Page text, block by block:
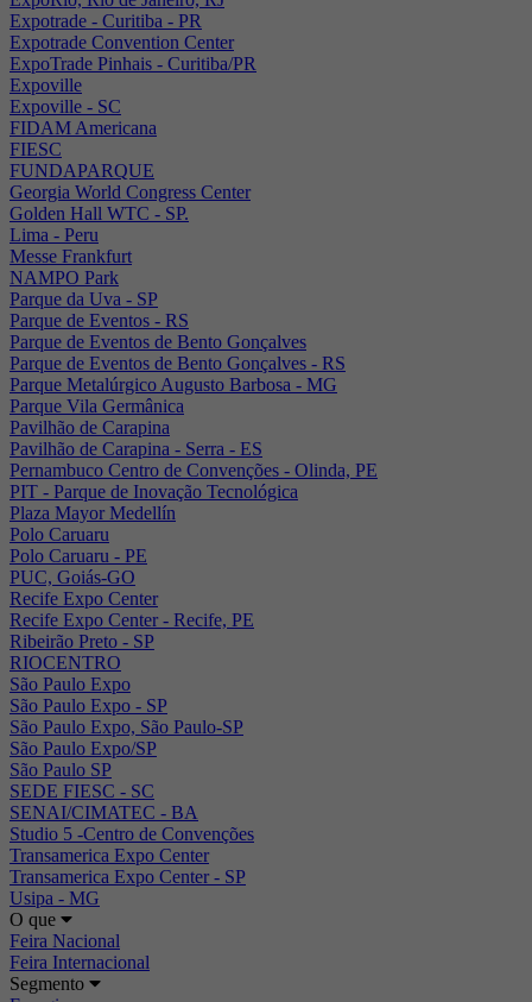
Expotrade - Curitiba - PR
Expotrade Convention Center
ExpoTrade Pinhais - Curitiba/PR
Expoville
Expoville - SC
FIDAM Americana
FIESC
FUNDAPARQUE
Georgia World Congress Center
Golden Hall WTC - SP.
Lima - Peru
Messe Frankfurt
NAMPO Park
Parque da Uva - SP
Parque de Eventos - RS
Parque de Eventos de Bento Gonçalves
Parque de Eventos de Bento Gonçalves - RS
Parque Metalúrgico Augusto Barbosa - MG
Parque Vila Germânica
Pavilhão de Carapina
Pavilhão de Carapina - Serra - ES
Pernambuco Centro de Convenções - Olinda, PE
PIT - Parque de Inovação Tecnológica
Plaza Mayor Medellín
Polo Caruaru
Polo Caruaru - PE
PUC, Goiás-GO
Recife Expo Center
Recife Expo Center - Recife, PE
Ribeirão Preto - SP
RIOCENTRO
São Paulo Expo
São Paulo Expo - SP
São Paulo Expo, São Paulo-SP
São Paulo Expo/SP
São Paulo SP
SEDE FIESC - SC
SENAI/CIMATEC - BA
Studio 5 -Centro de Convenções
Transamerica Expo Center
Transamerica Expo Center - SP
Usipa - MG
O que
Feira Nacional
Feira Internacional
Segmento